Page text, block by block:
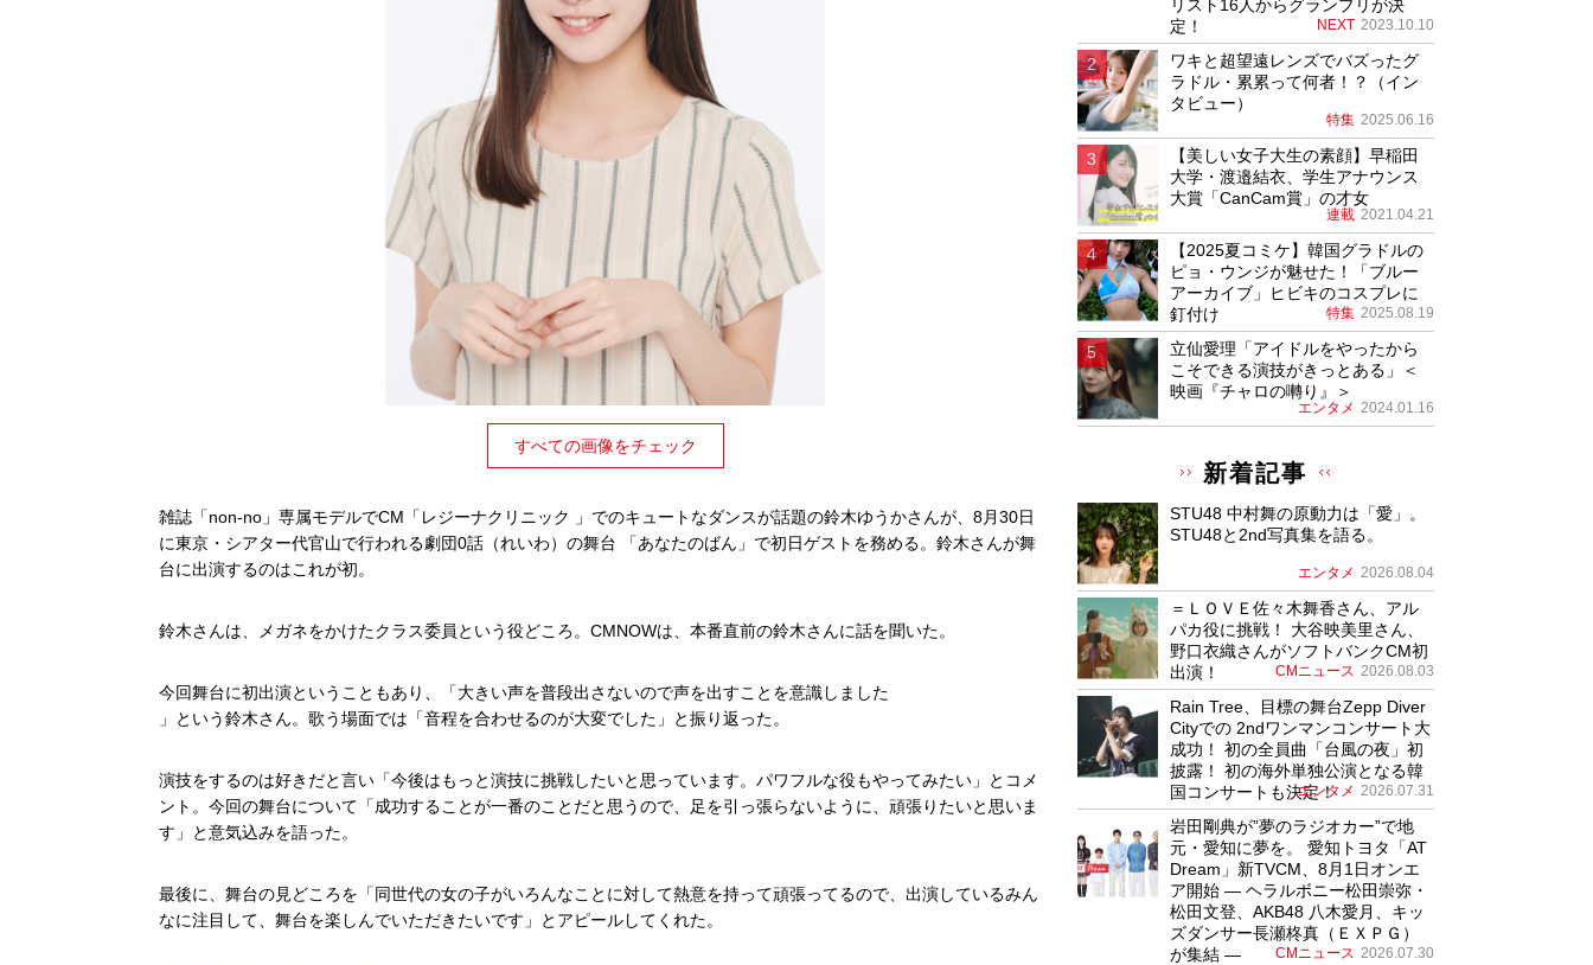
すべての画像をチェック
雑誌「non-no」専属モデルでCM「レジーナクリニック 」でのキュートなダンスが話題の鈴木ゆうかさんが、8月30日
に東京・シアター代官山で行われる劇団0話（れいわ）の舞台 「あなたのばん」で初日ゲストを務める。鈴木さんが舞
台に出演するのはこれが初。
鈴木さんは、メガネをかけたクラス委員という役どころ。CMNOWは、本番直前の鈴木さんに話を聞いた。
今回舞台に初出演ということもあり、「大きい声を普段出さないので声を出すことを意識しました
」という鈴木さん。歌う場面では「音程を合わせるのが大変でした」と振り返った。
演技をするのは好きだと言い「今後はもっと演技に挑戦したいと思っています。パワフルな役もやってみたい」とコメ
ント。今回の舞台について「成功することが一番のことだと思うので、足を引っ張らないように、頑張りたいと思いま
す」と意気込みを語った。
最後に、舞台の見どころを「同世代の女の子がいろんなことに対して熱意を持って頑張ってるので、出演しているみん
なに注目して、舞台を楽しんでいただきたいです」とアピールしてくれた。
リスト16人からグランプリが決
定！
NEXT 2023.10.10
ワキと超望遠レンズでバズったグ
ラドル・累累って何者！？（イン
タビュー）
特集 2025.06.16
【美しい女子大生の素顔】早稲田
大学・渡邉結衣、学生アナウンス
大賞「CanCam賞」の才女
連載 2021.04.21
【2025夏コミケ】韓国グラドルの
ピョ・ウンジが魅せた！「ブルー
アーカイブ」ヒビキのコスプレに
釘付け
特集 2025.08.19
立仙愛理「アイドルをやったから
こそできる演技がきっとある」＜
映画『チャロの囀り』＞
エンタメ 2024.01.16
新着記事
STU48 中村舞の原動力は「愛」。
STU48と2nd写真集を語る。
エンタメ 2026.08.04
＝ＬＯＶＥ佐々木舞香さん、アル
パカ役に挑戦！ 大谷映美里さん、
野口衣織さんがソフトバンクCM初
出演！
CMニュース 2026.08.03
Rain Tree、目標の舞台Zepp Diver
Cityでの 2ndワンマンコンサート大
成功！ 初の全員曲「台風の夜」初
披露！ 初の海外単独公演となる韓
国コンサートも決定！
エンタメ 2026.07.31
岩田剛典が”夢のラジオカー”で地
元・愛知に夢を。 愛知トヨタ「AT
Dream」新TVCM、8月1日オンエ
ア開始 ― ヘラルボニー松田崇弥・
松田文登、AKB48 八木愛月、キッ
ズダンサー長瀬柊真（ＥＸＰＧ）
が集結 ―
CMニュース 2026.07.30